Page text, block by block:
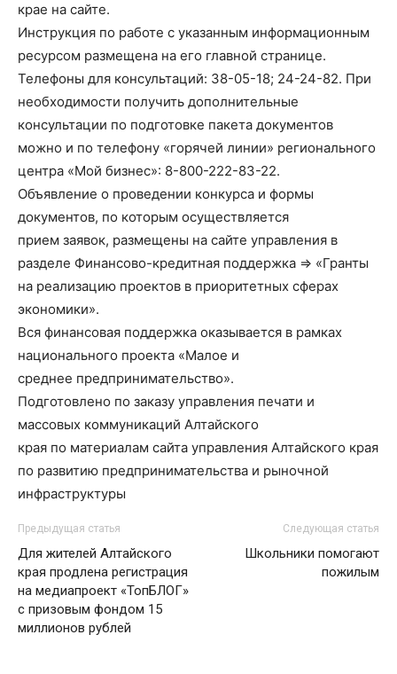
крае на сайте.
Инструкция по работе с указанным информационным
ресурсом размещена на его главной странице.
Телефоны для консультаций: 38-05-18; 24-24-82. При
необходимости получить дополнительные
консультации по подготовке пакета документов
можно и по телефону «горячей линии» регионального
центра «Мой бизнес»: 8-800-222-83-22.
Объявление о проведении конкурса и формы
документов, по которым осуществляется
прием заявок, размещены на сайте управления в
разделе Финансово-кредитная поддержка => «Гранты
на реализацию проектов в приоритетных сферах
экономики».
Вся финансовая поддержка оказывается в рамках
национального проекта «Малое и
среднее предпринимательство».
Подготовлено по заказу управления печати и
массовых коммуникаций Алтайского
края по материалам сайта управления Алтайского края
по развитию предпринимательства и рыночной
инфраструктуры
Предыдущая статья
Для жителей Алтайского
края продлена регистрация
на медиапроект «ТопБЛОГ»
с призовым фондом 15
миллионов рублей
Следующая статья
Школьники помогают
пожилым